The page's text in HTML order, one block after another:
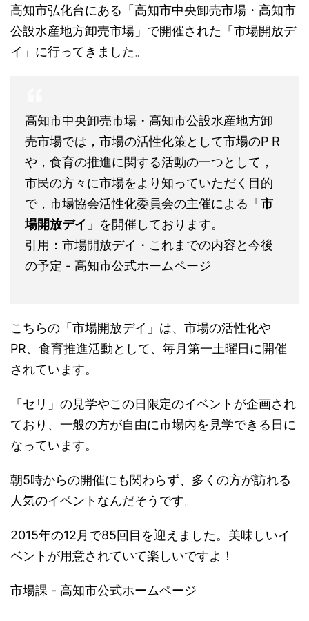
高知市弘化台にある「高知市中央卸売市場・高知市
公設水産地方卸売市場」で開催された「市場開放デ
イ」に行ってきました。
高知市中央卸売市場・高知市公設水産地方卸
売市場では，市場の活性化策として市場のP R
や，食育の推進に関する活動の一つとして，
市民の方々に市場をより知っていただく目的
で，市場協会活性化委員会の主催による「 市
場開放デイ 」を開催しております。
引用：市場開放デイ・これまでの内容と今後
の予定 - 高知市公式ホームページ
こちらの「市場開放デイ」は、市場の活性化や
PR、食育推進活動として、毎月第一土曜日に開催
されています。
「セリ」の見学やこの日限定のイベントが企画され
ており、一般の方が自由に市場内を見学できる日に
なっています。
朝5時からの開催にも関わらず、多くの方が訪れる
人気のイベントなんだそうです。
2015年の12月で85回目を迎えました。美味しいイ
ベントが用意されていて楽しいですよ！
市場課 - 高知市公式ホームページ